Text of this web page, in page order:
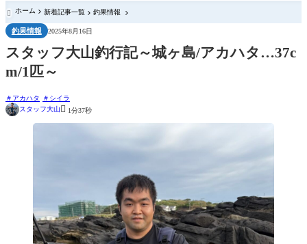
 ホーム 新着記事一覧 釣果情報
釣果情報 2025年8月16日
スタッフ大山釣行記～城ヶ島/アカハタ…37c
m/1匹～
アカハタ
シイラ
スタッフ大山 1分37秒